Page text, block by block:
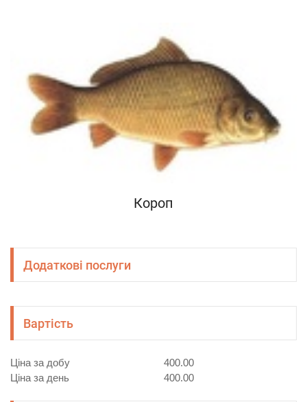
Короп
Додаткові послуги
Вартість
Ціна за добу
400.00
Ціна за день
400.00